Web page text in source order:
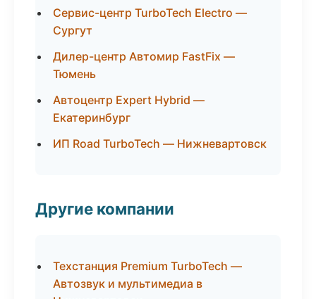
Сервис-центр TurboTech Electro —
Сургут
Дилер-центр Автомир FastFix —
Тюмень
Автоцентр Expert Hybrid —
Екатеринбург
ИП Road TurboTech — Нижневартовск
Другие компании
Техстанция Premium TurboTech —
Автозвук и мультимедиа в